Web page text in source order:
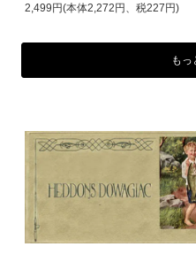
2,499円(本体2,272円、税227円)
もっ